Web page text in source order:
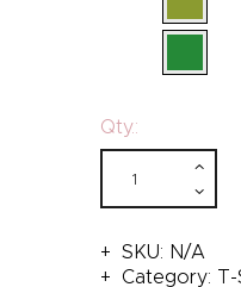
Qty.:
SKU: N/A
Category: T-